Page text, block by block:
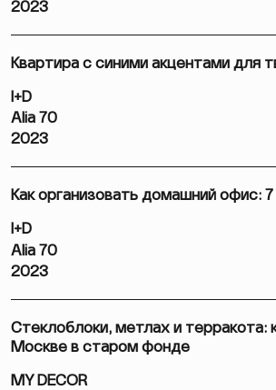
2023
Квартира с синими акцентами для
I+D
Alia 70
2023
Как организовать домашний офис:
I+D
Alia 70
2023
Стеклоблоки, метлах и терракота:
Москве в старом фонде
MY DECOR